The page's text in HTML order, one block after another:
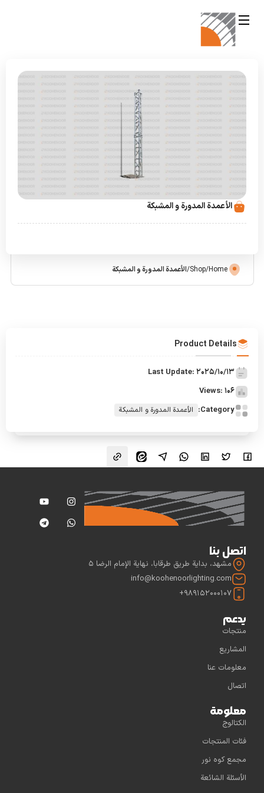
الأعمدة المدورة و المشبكة
Home
/
Shop
/الأعمدة المدورة و المشبكة
Product Details
Last Update: 2025/10/13
Views: 106
Category:
الأعمدة المدورة و المشبكة
اتصل بنا
مشهد، بداية طريق طرقابا، نهاية الإمام الرضا 5
info@koohenoorlighting.com
989152000107+
يدعم
منتجات
المشاريع
معلومات عنا
اتصال
معلومة
الكتالوج
فئات المنتجات
مجمع كوه نور
الأسئلة الشائعة